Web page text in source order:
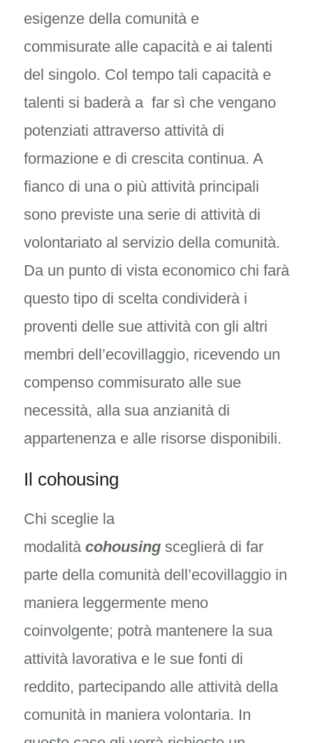
esigenze della comunità e
commisurate alle capacità e ai talenti
del singolo. Col tempo tali capacità e
talenti si baderà a far sì che vengano
potenziati attraverso attività di
formazione e di crescita continua. A
fianco di una o più attività principali
sono previste una serie di attività di
volontariato al servizio della comunità.
Da un punto di vista economico chi farà
questo tipo di scelta condividerà i
proventi delle sue attività con gli altri
membri dell’ecovillaggio, ricevendo un
compenso commisurato alle sue
necessità, alla sua anzianità di
appartenenza e alle risorse disponibili.
Il cohousing
Chi sceglie la
modalità cohousing sceglierà di far
parte della comunità dell’ecovillaggio in
maniera leggermente meno
coinvolgente; potrà mantenere la sua
attività lavorativa e le sue fonti di
reddito, partecipando alle attività della
comunità in maniera volontaria. In